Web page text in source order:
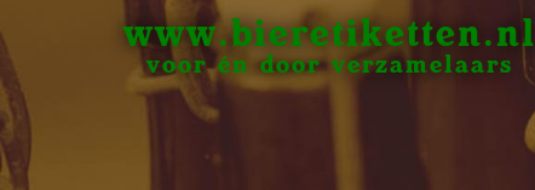
www.bieretiketten.nl
voor én door verzamelaars